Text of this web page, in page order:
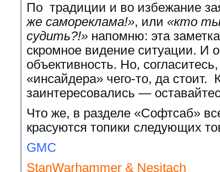
По традиции и во избежание
же самореклама!», или «кто
судить?!» напомню: эта
скромное видение ситуации. И
объективность. Но,
«инсайдера» чего-то, да стоит.
заинтересовались —
Что же, в разделе «Софтсаб»
красуются топики следующих
GMC
StanWarhammer & Nesitach